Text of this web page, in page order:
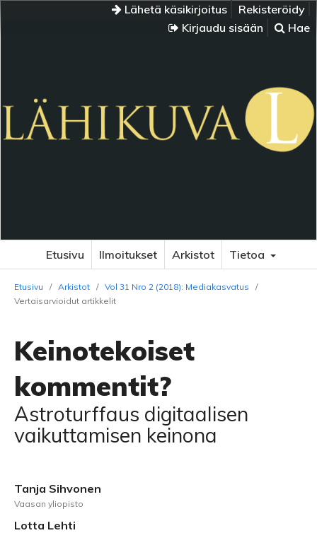
Lähetä käsikirjoitus
Rekisteröidy
Kirjaudu sisään
Hae
Etusivu Ilmoitukset Arkistot Tietoa
Etusivu / Arkistot / Vol 31 Nro 2 (2018): Mediakasvatus
/
Vertaisarvioidut artikkelit
Keinotekoiset
kommentit?
Astroturffaus digitaalisen
vaikuttamisen keinona
Tanja Sihvonen
Vaasan yliopisto
Lotta Lehti